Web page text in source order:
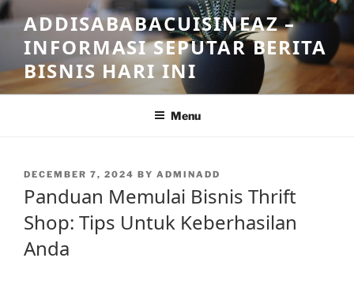
Skip
to
content
ADDISABABACUISINEAZ –
INFORMASI SEPUTAR BERITA
BISNIS HARI INI
Menu
POSTED
DECEMBER 7, 2024 BY ADMINADD
Panduan Memulai Bisnis Thrift
Shop: Tips Untuk Keberhasilan
Anda